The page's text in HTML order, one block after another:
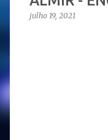
julho 19, 2021